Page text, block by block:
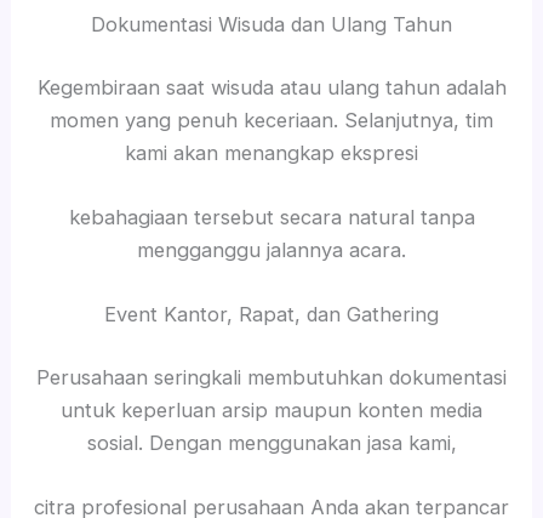
Dokumentasi Wisuda dan Ulang Tahun
Kegembiraan saat wisuda atau ulang tahun adalah
momen yang penuh keceriaan. Selanjutnya, tim
kami akan menangkap ekspresi
kebahagiaan tersebut secara natural tanpa
mengganggu jalannya acara.
Event Kantor, Rapat, dan Gathering
Perusahaan seringkali membutuhkan dokumentasi
untuk keperluan arsip maupun konten media
sosial. Dengan menggunakan jasa kami,
citra profesional perusahaan Anda akan terpancar